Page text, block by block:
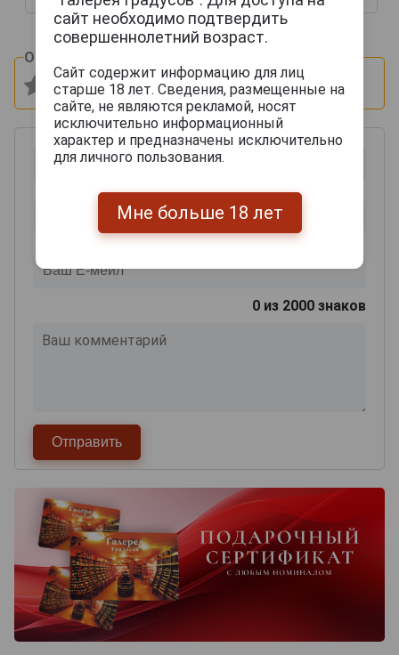
Оцените и напишите отзыв:
0 из 2000 знаков
сайт необходимо подтвердить
совершеннолетний возраст.
Сайт содержит информацию для лиц
старше 18 лет. Сведения, размещенные на
сайте, не являются рекламой, носят
исключительно информационный
характер и предназначены исключительно
для личного пользования.
Мне больше 18 лет